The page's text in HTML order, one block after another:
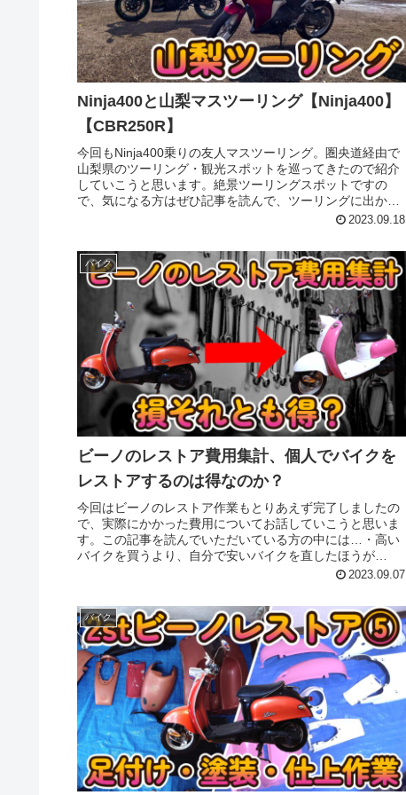
Ninja400と山梨マスツーリング【Ninja400】
【CBR250R】
今回もNinja400乗りの友人マスツーリング。圏央道経由で
山梨県のツーリング・観光スポットを巡ってきたので紹介
していこうと思います。絶景ツーリングスポットですの
で、気になる方はぜひ記事を読んで、ツーリングに出かけ
2023.09.18
バイク
ビーノのレストア費用集計、個人でバイクを
レストアするのは得なのか？
今回はビーノのレストア作業もとりあえず完了しましたの
で、実際にかかった費用についてお話していこうと思いま
す。この記事を読んでいただいている方の中には…・高い
バイクを買うより、自分で安いバイクを直したほうが
2023.09.07
バイク